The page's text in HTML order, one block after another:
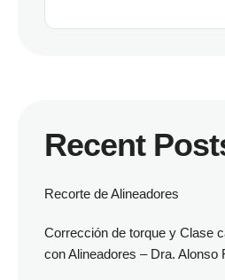
Recent
Recorte de Alineadores
Corrección de torque y Clase
con Alineadores – Dra. Alonso